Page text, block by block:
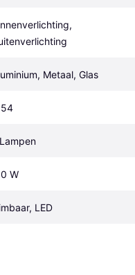
Metaal, Glas
W
LED